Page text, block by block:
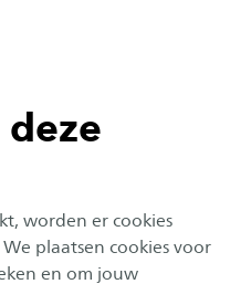
worden er cookies
plaatsen cookies voor
en om jouw